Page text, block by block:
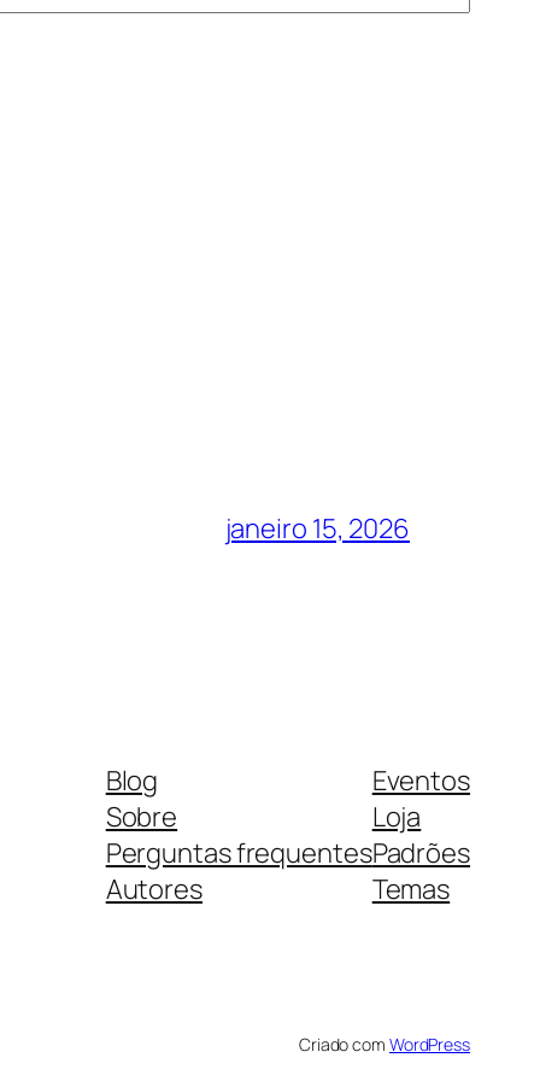
janeiro 15, 2026
Blog
Sobre
Perguntas frequentes
Autores
Eventos
Loja
Padrões
Temas
Criado com WordPress